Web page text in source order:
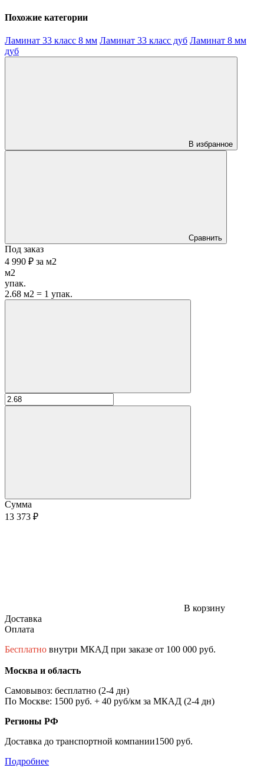
Похожие категории
Ламинат 33 класс 8 мм Ламинат 33 класс дуб Ламинат 8 мм
дуб
В избранное
Сравнить
Под заказ
4 990 ₽ за м2
м2
упак.
2.68 м2 = 1 упак.
Сумма
13 373 ₽
В корзину
Доставка
Оплата
Бесплатно внутри МКАД при заказе от 100 000 руб.
Москва и область
Самовывоз: бесплатно (2-4 дн)
По Москве: 1500 руб. + 40 руб/км за МКАД (2-4 дн)
Регионы РФ
Доставка до транспортной компании1500 руб.
Подробнее